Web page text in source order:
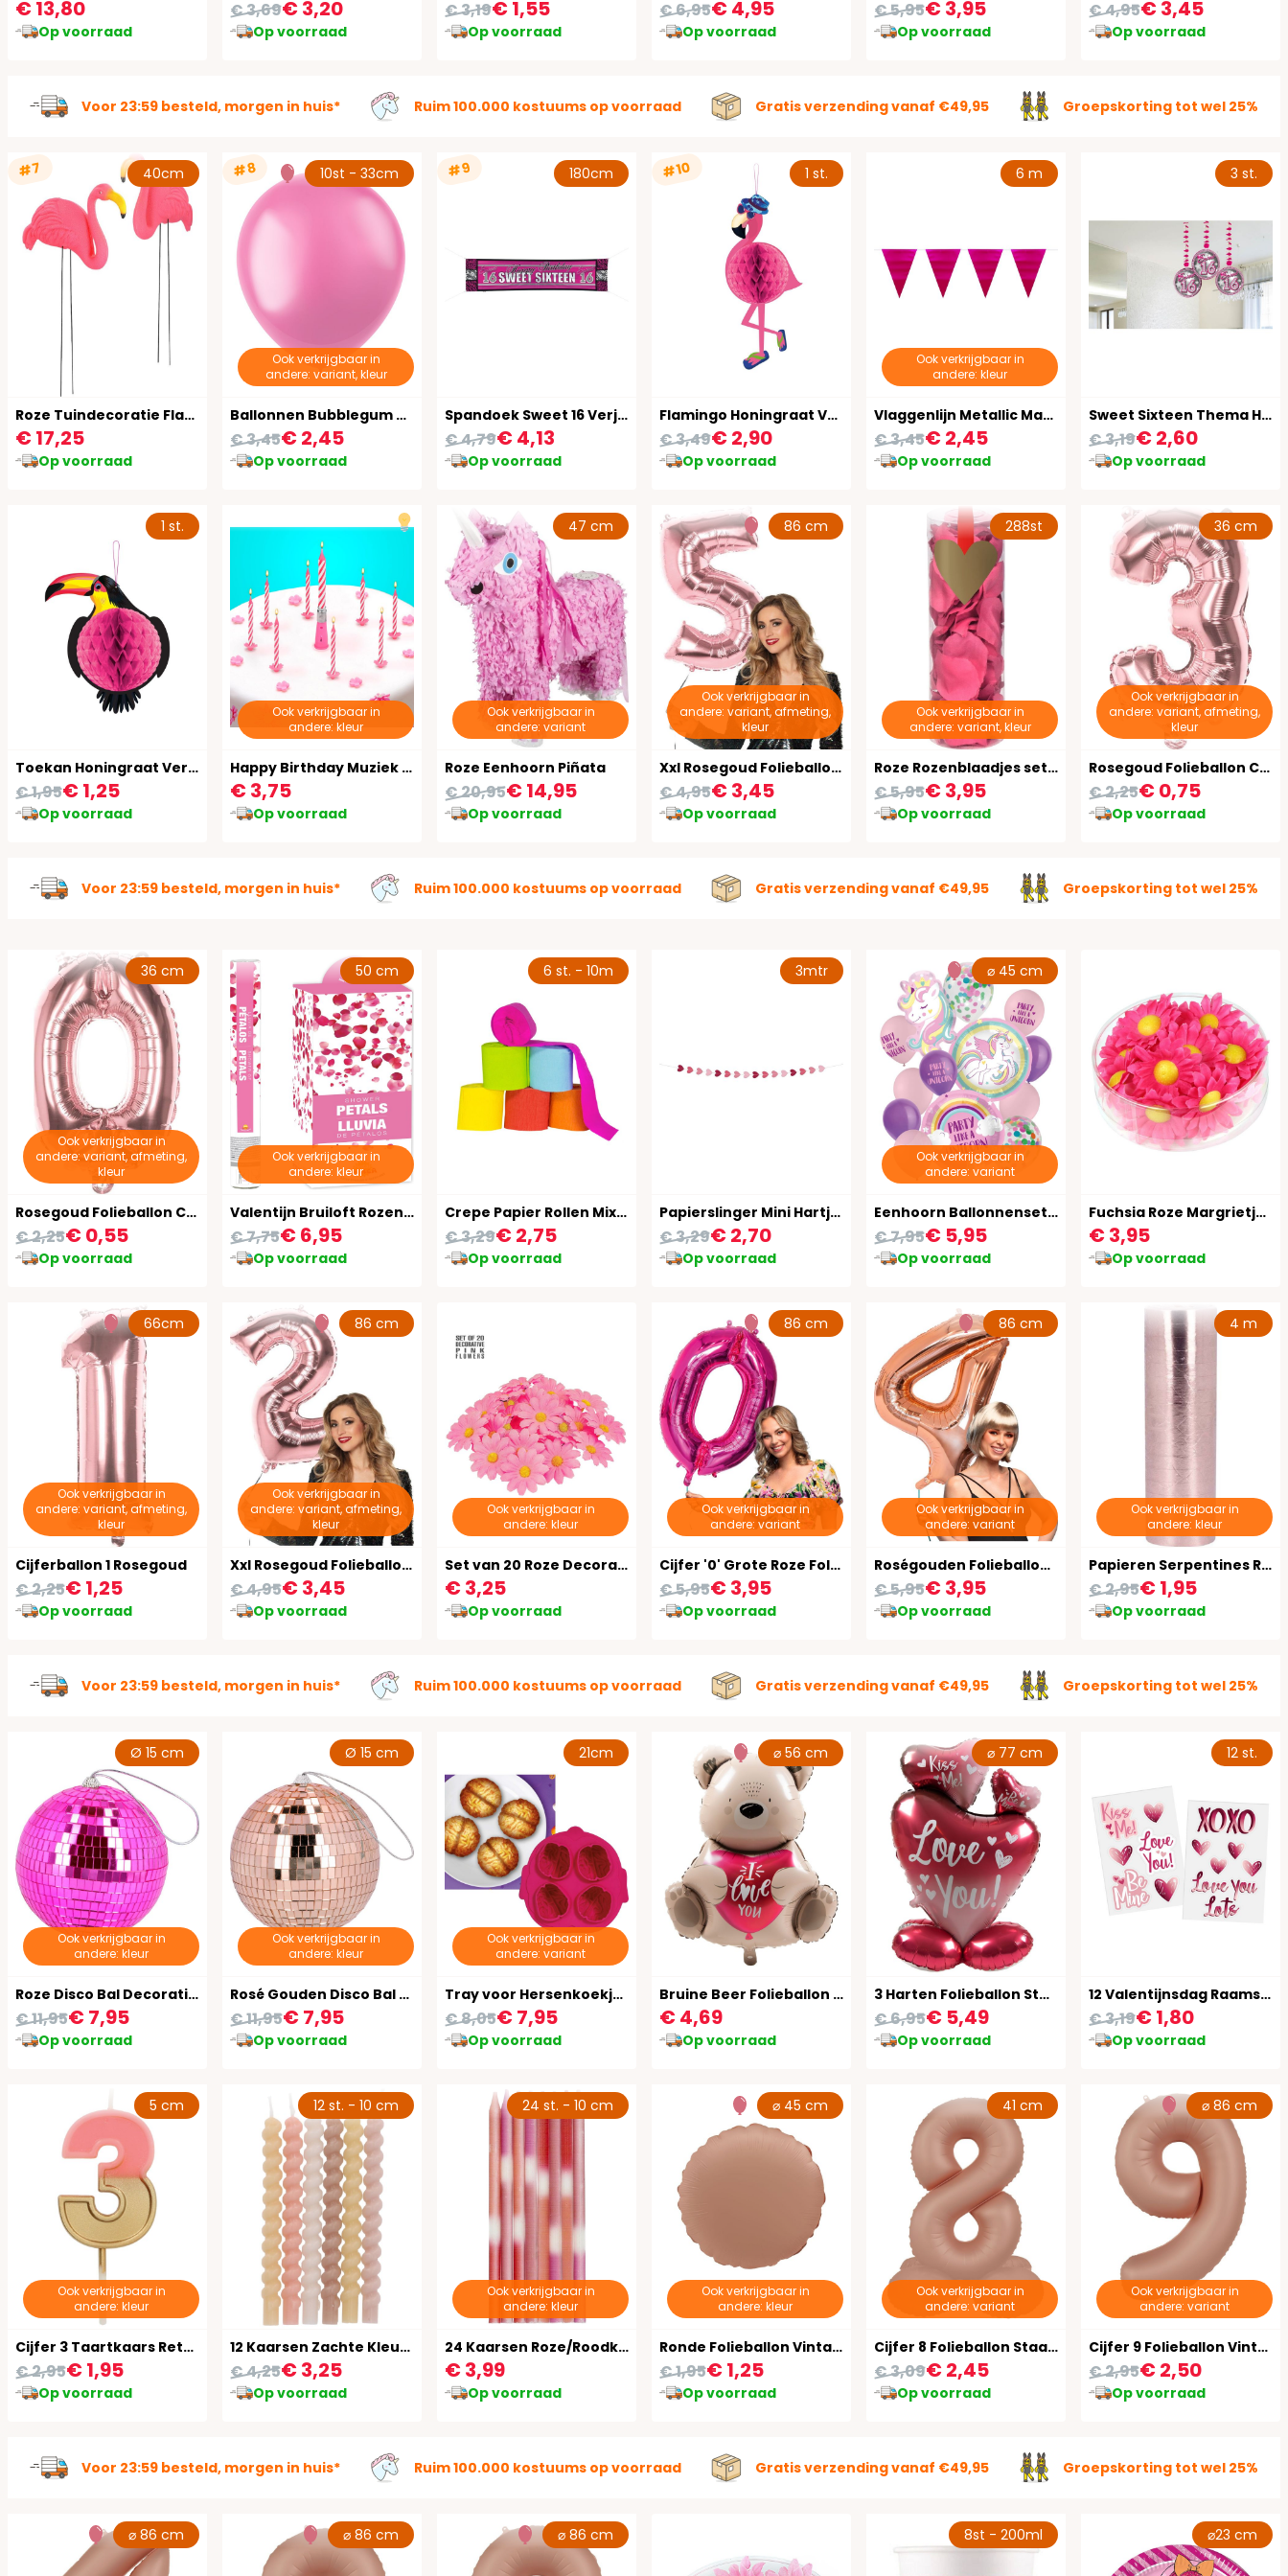
€ 13,80
Op voorraad
€ 3,20
€ 3,69
Op voorraad
€ 1,55
€ 3,19
Op voorraad
€ 4,95
€ 6,95
Op voorraad
€ 3,95
€ 5,95
Op voorraad
€ 3,45
€ 4,95
Op voorraad
Voor 23:59 besteld, morgen in huis* Ruim 100.000 kostuums op voorraad Gratis verzending vanaf €49,95 Groepskorting tot wel 25%
#7 40cm
Roze Tuindecoratie Flamingo Set van 2
€ 17,25
Op voorraad
#8
Ook verkrijgbaar in
andere: variant, kleur
10st - 33cm
Ballonnen Bubblegum Roze Metallic
€ 2,45
€ 3,45
Op voorraad
#9 180cm
Spandoek Sweet 16 Verjaardag 180cm
€ 4,13
€ 4,79
Op voorraad
#10 1 st.
Flamingo Honingraat Versiering Roze
€ 2,90
€ 3,49
Op voorraad
Ook verkrijgbaar in
andere: kleur
6 m
Vlaggenlijn Metallic Magenta Roze 6 Meter
€ 2,45
€ 3,45
Op voorraad
3 st.
Sweet Sixteen Thema Hangende Versiering
€ 2,60
€ 3,19
Op voorraad
1 st.
Toekan Honingraat Versiering Roze
€ 1,25
€ 1,95
Op voorraad
Ook verkrijgbaar in
andere: kleur
Happy Birthday Muziek Kaars met Taartkaarsen Roze
€ 3,75
Op voorraad
Ook verkrijgbaar in
andere: variant
47 cm
Roze Eenhoorn Piñata
€ 14,95
€ 20,95
Op voorraad
Ook verkrijgbaar in
andere: variant, afmeting,
kleur
86 cm
Xxl Rosegoud Folieballon Cijfer 5
€ 3,45
€ 4,95
Op voorraad
Ook verkrijgbaar in
andere: variant, kleur
288st
Roze Rozenblaadjes set Van 288
€ 3,95
€ 5,95
Op voorraad
Ook verkrijgbaar in
andere: variant, afmeting,
kleur
36 cm
Rosegoud Folieballon Cijfer 3
€ 0,75
€ 2,25
Op voorraad
Voor 23:59 besteld, morgen in huis* Ruim 100.000 kostuums op voorraad Gratis verzending vanaf €49,95 Groepskorting tot wel 25%
Ook verkrijgbaar in
andere: variant, afmeting,
kleur
36 cm
Rosegoud Folieballon Cijfer 0
€ 0,55
€ 2,25
Op voorraad
Ook verkrijgbaar in
andere: kleur
50 cm
Valentijn Bruiloft Rozen Party Popper
€ 6,95
€ 7,75
Op voorraad
6 st. - 10m
Crepe Papier Rollen Mix Kleur 6 Stuks 10 Meter
€ 2,75
€ 3,29
Op voorraad
3mtr
Papierslinger Mini Hartjes Roze
€ 2,70
€ 3,29
Op voorraad
Ook verkrijgbaar in
andere: variant
⌀ 45 cm
Eenhoorn Ballonnenset Kinderfeestje Folie & Latex
€ 5,95
€ 7,95
Op voorraad
Fuchsia Roze Margrietjes 20 Stuks
€ 3,95
Op voorraad
Ook verkrijgbaar in
andere: variant, afmeting,
kleur
66cm
Cijferballon 1 Rosegoud
€ 1,25
€ 2,25
Op voorraad
Ook verkrijgbaar in
andere: variant, afmeting,
kleur
86 cm
Xxl Rosegoud Folieballon Cijfer 2
€ 3,45
€ 4,95
Op voorraad
Ook verkrijgbaar in
andere: kleur
Set van 20 Roze Decoratieve Bloemen
€ 3,25
Op voorraad
Ook verkrijgbaar in
andere: variant
86 cm
Cijfer '0' Grote Roze Folieballon 86 cm
€ 3,95
€ 5,95
Op voorraad
Ook verkrijgbaar in
andere: variant
86 cm
Roségouden Folieballon Nummer '4' 86 cm
€ 3,95
€ 5,95
Op voorraad
Ook verkrijgbaar in
andere: kleur
4 m
Papieren Serpentines Roségoud Metallic 4M
€ 1,95
€ 2,95
Op voorraad
Voor 23:59 besteld, morgen in huis* Ruim 100.000 kostuums op voorraad Gratis verzending vanaf €49,95 Groepskorting tot wel 25%
Ook verkrijgbaar in
andere: kleur
Ø 15 cm
Roze Disco Bal Decoratie 15cm
€ 7,95
€ 11,95
Op voorraad
Ook verkrijgbaar in
andere: kleur
Ø 15 cm
Rosé Gouden Disco Bal Decoratie 15cm
€ 7,95
€ 11,95
Op voorraad
Ook verkrijgbaar in
andere: variant
21cm
Tray voor Hersenkoekjes
€ 7,95
€ 8,05
Op voorraad
⌀ 56 cm
Bruine Beer Folieballon Valentijnsdag 56 cm
€ 4,69
Op voorraad
⌀ 77 cm
3 Harten Folieballon Staand Valentijnsdag 77 cm
€ 5,49
€ 6,95
Op voorraad
12 st.
12 Valentijnsdag Raamstickers
€ 1,80
€ 3,19
Op voorraad
Ook verkrijgbaar in
andere: kleur
5 cm
Cijfer 3 Taartkaars Retro Goud/Roze 5 cm
€ 1,95
€ 2,95
Op voorraad
12 st. - 10 cm
12 Kaarsen Zachte Kleuren Twister 10 cm
€ 3,25
€ 4,25
Op voorraad
Ook verkrijgbaar in
andere: kleur
24 st. - 10 cm
24 Kaarsen Roze/Roodkleurig 10 cm
€ 3,99
Op voorraad
Ook verkrijgbaar in
andere: kleur
⌀ 45 cm
Ronde Folieballon Vintage Roze 45 cm
€ 1,25
€ 1,95
Op voorraad
Ook verkrijgbaar in
andere: variant
41 cm
Cijfer 8 Folieballon Staand Vintage Roze 41 cm
€ 2,45
€ 3,09
Op voorraad
Ook verkrijgbaar in
andere: variant
⌀ 86 cm
Cijfer 9 Folieballon Vintage Roze 86 cm
€ 2,50
€ 2,95
Op voorraad
Voor 23:59 besteld, morgen in huis* Ruim 100.000 kostuums op voorraad Gratis verzending vanaf €49,95 Groepskorting tot wel 25%
⌀ 86 cm ⌀ 86 cm ⌀ 86 cm 8st - 200ml ⌀23 cm